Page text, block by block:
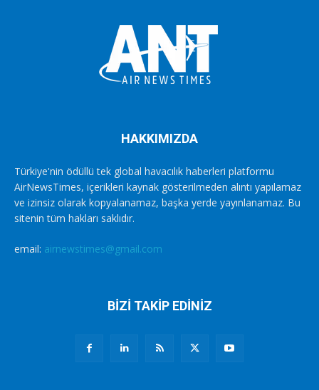
HAKKIMIZDA
Türkiye'nin ödüllü tek global havacılık haberleri platformu
AirNewsTimes, içerikleri kaynak gösterilmeden alıntı yapılamaz
ve izinsiz olarak kopyalanamaz, başka yerde yayınlanamaz. Bu
sitenin tüm hakları saklıdır.
email: airnewstimes@gmail.com
BİZİ TAKİP EDİNİZ